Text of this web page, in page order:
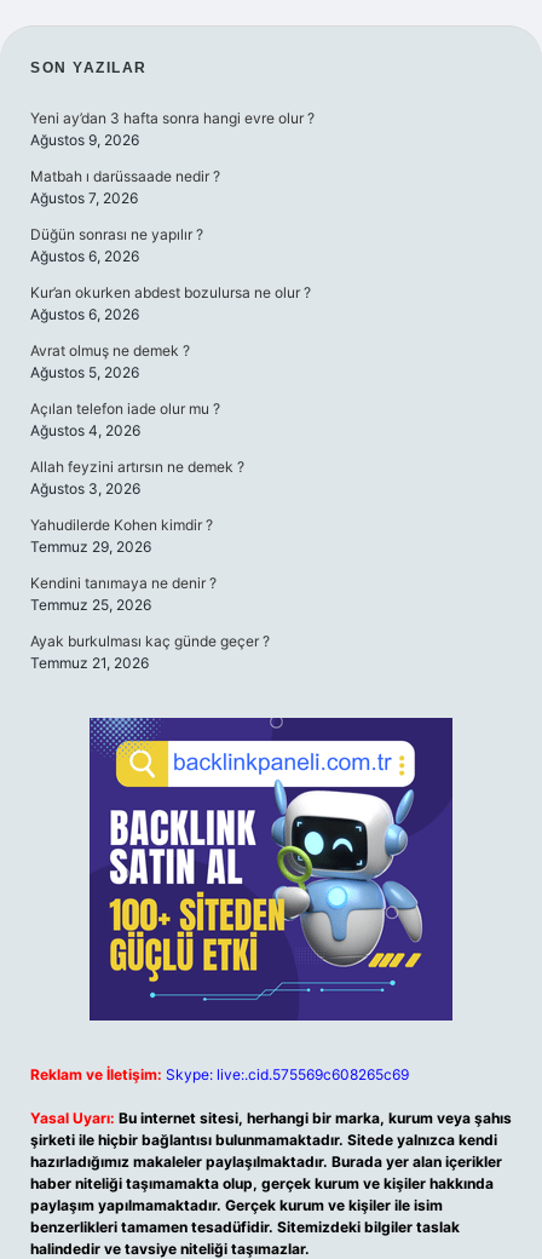
SIDEBAR
SON YAZILAR
Yeni ay’dan 3 hafta sonra hangi evre olur ?
Ağustos 9, 2026
Matbah ı darüssaade nedir ?
Ağustos 7, 2026
Düğün sonrası ne yapılır ?
Ağustos 6, 2026
Kur’an okurken abdest bozulursa ne olur ?
Ağustos 6, 2026
Avrat olmuş ne demek ?
Ağustos 5, 2026
Açılan telefon iade olur mu ?
Ağustos 4, 2026
Allah feyzini artırsın ne demek ?
Ağustos 3, 2026
Yahudilerde Kohen kimdir ?
Temmuz 29, 2026
Kendini tanımaya ne denir ?
Temmuz 25, 2026
Ayak burkulması kaç günde geçer ?
Temmuz 21, 2026
Reklam ve İletişim: Skype: live:.cid.575569c608265c69
Yasal Uyarı: Bu internet sitesi, herhangi bir marka, kurum veya şahıs
şirketi ile hiçbir bağlantısı bulunmamaktadır. Sitede yalnızca kendi
hazırladığımız makaleler paylaşılmaktadır. Burada yer alan içerikler
haber niteliği taşımamakta olup, gerçek kurum ve kişiler hakkında
paylaşım yapılmamaktadır. Gerçek kurum ve kişiler ile isim
benzerlikleri tamamen tesadüfidir. Sitemizdeki bilgiler taslak
halindedir ve tavsiye niteliği taşımazlar.